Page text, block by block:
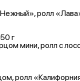
ролл
г
мини, ролл с
ролл